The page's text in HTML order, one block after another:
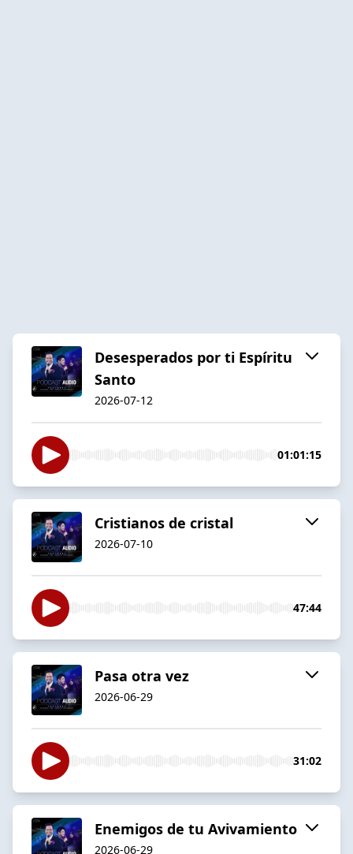
Desesperados por ti Espíritu
Santo
2026-07-12
01:01:15
Cristianos de cristal
2026-07-10
47:44
Pasa otra vez
2026-06-29
31:02
Enemigos de tu Avivamiento
2026-06-29